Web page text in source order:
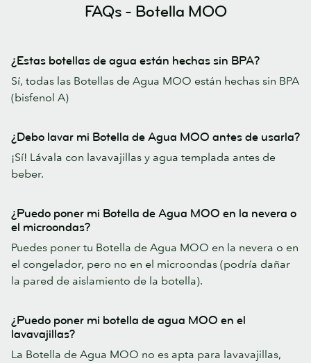
FAQs - Botella MOO
¿Estas botellas de agua están hechas sin BPA?
Sí, todas las Botellas de Agua MOO están hechas sin BPA
(bisfenol A)
¿Debo lavar mi Botella de Agua MOO antes de usarla?
¡Sí! Lávala con lavavajillas y agua templada antes de
beber.
¿Puedo poner mi Botella de Agua MOO en la nevera o
el microondas?
Puedes poner tu Botella de Agua MOO en la nevera o en
el congelador, pero no en el microondas (podría dañar
la pared de aislamiento de la botella).
¿Puedo poner mi botella de agua MOO en el
lavavajillas?
La Botella de Agua MOO no es apta para lavavajillas,